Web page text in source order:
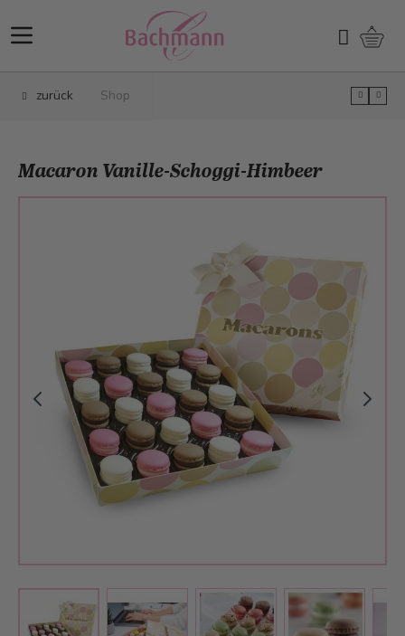
Suchen
zurück Shop
Macaron Vanille-Schoggi-Himbeer
View larger imageView larger imageView larger imageView larger